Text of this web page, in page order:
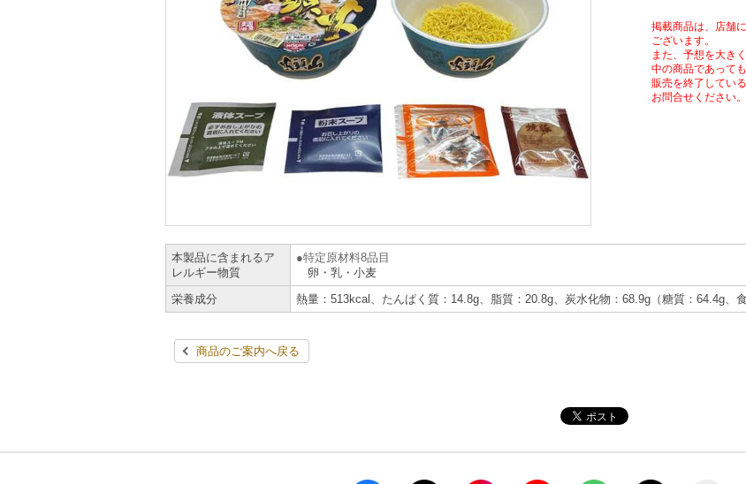
掲載商品は、店舗
ございます。
また、予想を大き
中の商品であっても
販売を終了してい
お問合せください。
本製品に含まれるア
レルギー物質
特定原材料8品目
卵・乳・小麦
栄養成分
熱量：513kcal、たんぱく質：14.8g、脂質：20.8g、炭水化物：68.9g（糖質：64.4g、
商品のご案内へ戻る